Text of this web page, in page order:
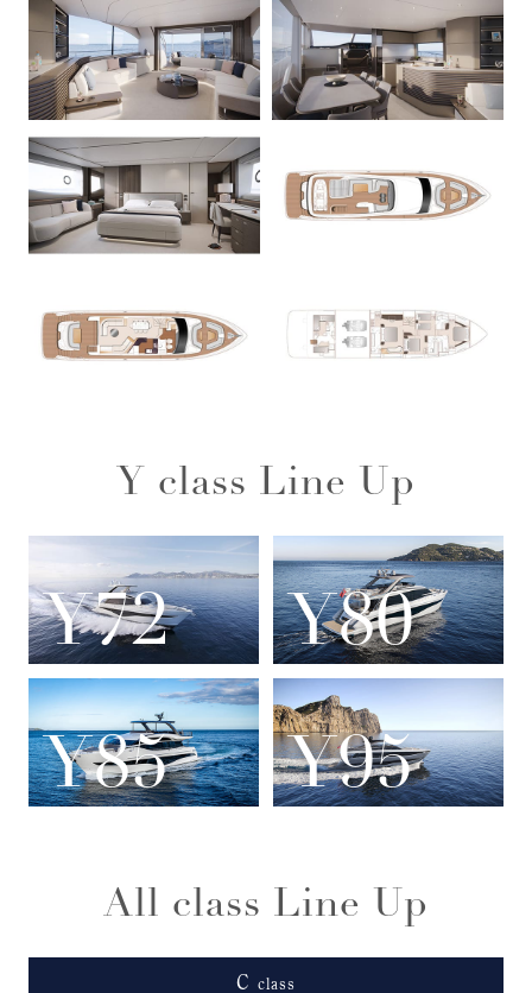
Y class Line Up
Y72
Y80
Y85
Y95
All class Line Up
C class